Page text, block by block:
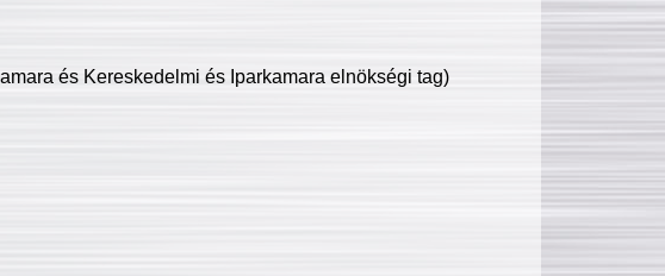
és Kereskedelmi és Iparkamara elnökségi tag)